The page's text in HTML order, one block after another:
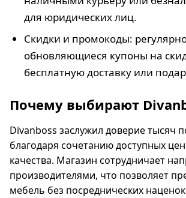
для юридических лиц.
Скидки и промокоды:
обновляющиеся купоны на
бесплатную доставку или
Почему выбирают
Divanboss заслужил доверие тысяч
благодаря сочетанию доступных
качества. Магазин сотрудничает
производителями, что позволяет
мебель без посреднических